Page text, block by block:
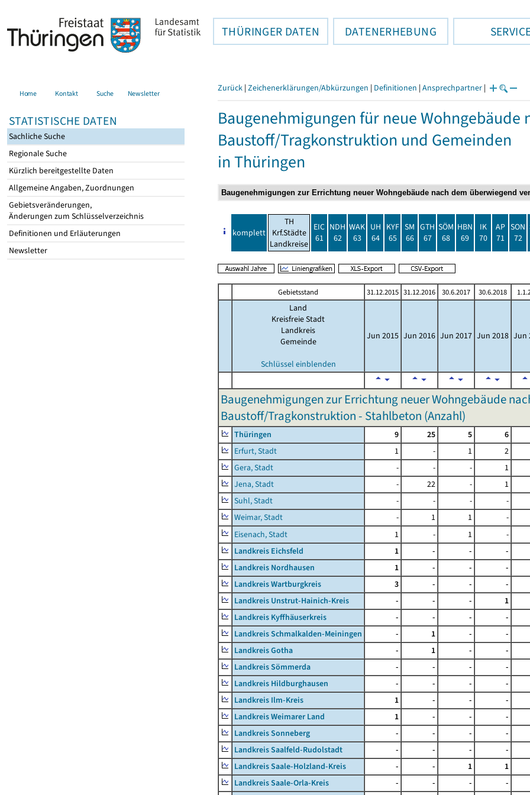
THÜRINGER DATEN DATENERHEBUNG
Home Kontakt Suche Newsletter
STATISTISCHE DATEN
Sachliche Suche
Regionale Suche
Kürzlich bereitgestellte Daten
Allgemeine Angaben, Zuordnungen
Gebietsveränderungen,
Änderungen zum Schlüsselverzeichnis
Definitionen und Erläuterungen
Newsletter
Zurück | Zeichenerklärungen/Abkürzungen | Definitionen | Ansprechpartner |
Baugenehmigungen für neue
Baustoff/Tragkonstruktion und Gemeinden
in Thüringen
komplett
TH
Krf.Städte
Landkreise
EIC
61
NDH
62
WAK
63
UH
64
KYF
65
SM
66
GTH
67
SÖM
68
HBN
69
IK
70
AP
71
SON
72
Gebietsstand 31.12.2015 31.12.2016 30.6.2017 30.6.2018
Land
Kreisfreie Stadt
Landkreis
Gemeinde
Schlüssel einblenden
Jun 2015 Jun 2016 Jun 2017 Jun 2018 Jun
Baugenehmigungen zur Errichtung neuer Wohngebäude
Baustoff/Tragkonstruktion - Stahlbeton (Anzahl)
Thüringen 9 25 5 6
Erfurt, Stadt
1 - 1 2
Gera, Stadt
- - - 1
Jena, Stadt
- 22 - 1
Suhl, Stadt
- - - -
Weimar, Stadt
- 1 1 -
Eisenach, Stadt
1 - 1 -
Landkreis Eichsfeld
1 - - -
Landkreis Nordhausen
1 - - -
Landkreis Wartburgkreis
3 - - -
Landkreis Unstrut-Hainich-Kreis
- - - 1
Landkreis Kyffhäuserkreis
- - - -
Landkreis Schmalkalden-Meiningen
- 1 - -
Landkreis Gotha
- 1 - -
Landkreis Sömmerda
- - - -
Landkreis Hildburghausen
- - - -
Landkreis Ilm-Kreis
1 - - -
Landkreis Weimarer Land
1 - - -
Landkreis Sonneberg
- - - -
Landkreis Saalfeld-Rudolstadt
- - - -
Landkreis Saale-Holzland-Kreis
- - 1 1
Landkreis Saale-Orla-Kreis
- - - -